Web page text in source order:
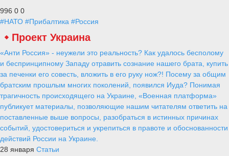
996 0 0
#НАТО #Прибалтика #Россия
Проект Украина
«Анти Россия» - неужели это реальность? Как удалось бесполому
и беспринципному Западу отравить сознание нашего брата, купить
за печенки его совесть, вложить в его руку нож?! Посему за общим
братским прошлым многих поколений, появился Иуда? Понимая
трагичность происходящего на Украине, «Военная платформа»
публикует материалы, позволяющие нашим читателям ответить на
поставленные выше вопросы, разобраться в истинных причинах
событий, удостовериться и укрепиться в правоте и обоснованности
действий России на Украине.
28 января Статьи